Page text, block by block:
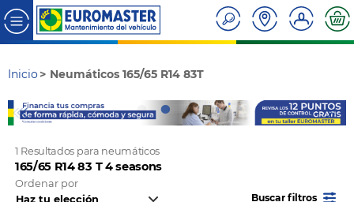
Inicio Neumáticos 165/65 R14 83T
1 Resultados para neumáticos
165/65 R14 83 T 4 seasons
Ordenar por
Buscar filtros